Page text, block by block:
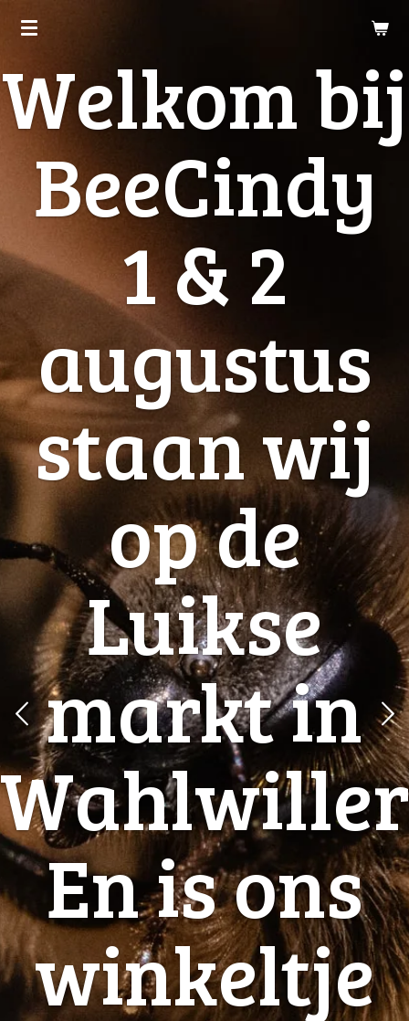
Ga
de
hoofdinhoud
Welkom bij
BeeCindy
1 & 2
augustus
staan wij
op de
Luikse
markt in
En is ons
winkeltje